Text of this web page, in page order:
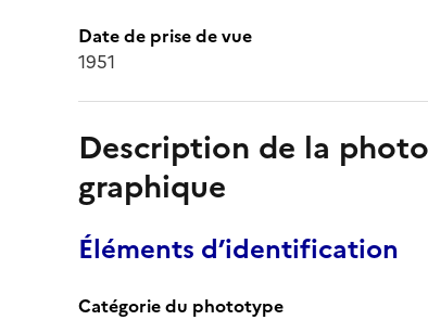
Date de prise de vue
1951
Description de la
graphique
Éléments d’identification
Catégorie du phototype